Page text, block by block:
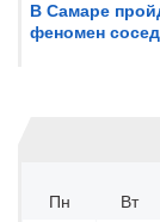
В Самаре
феномен
Пн
Вт